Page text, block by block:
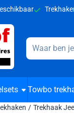
Kies
Zoeken
Towbo
/ Trekhaak